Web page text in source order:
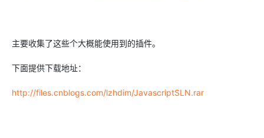
主要收集了这些个大概能使用到的插件。
下面提供下载地址：
http://files.cnblogs.com/lzhdim/JavascriptSLN.rar